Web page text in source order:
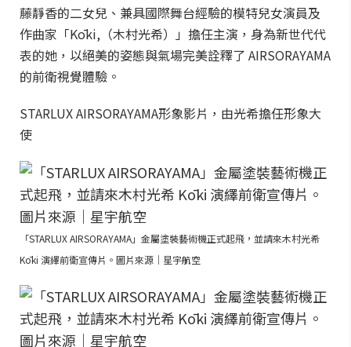
藤靜香的二女兒、兼具國際舞台經驗的模特兒女演員及
作曲家「Kōki,（木村光希）」擔任主演，身為新世代代
表的她，以絕美的姿態與氣場完美詮釋了 AIRSORAYAMA
的前衛視覺體驗。
STARLUX AIRSORAYAMA形象影片，由光希擔任形象大
使
「STARLUX AIRSORAYAMA」金屬塗裝藝術機正式起飛，並請來木村光希
Kōki 演繹前衛宣傳片。圖片來源｜星宇航空